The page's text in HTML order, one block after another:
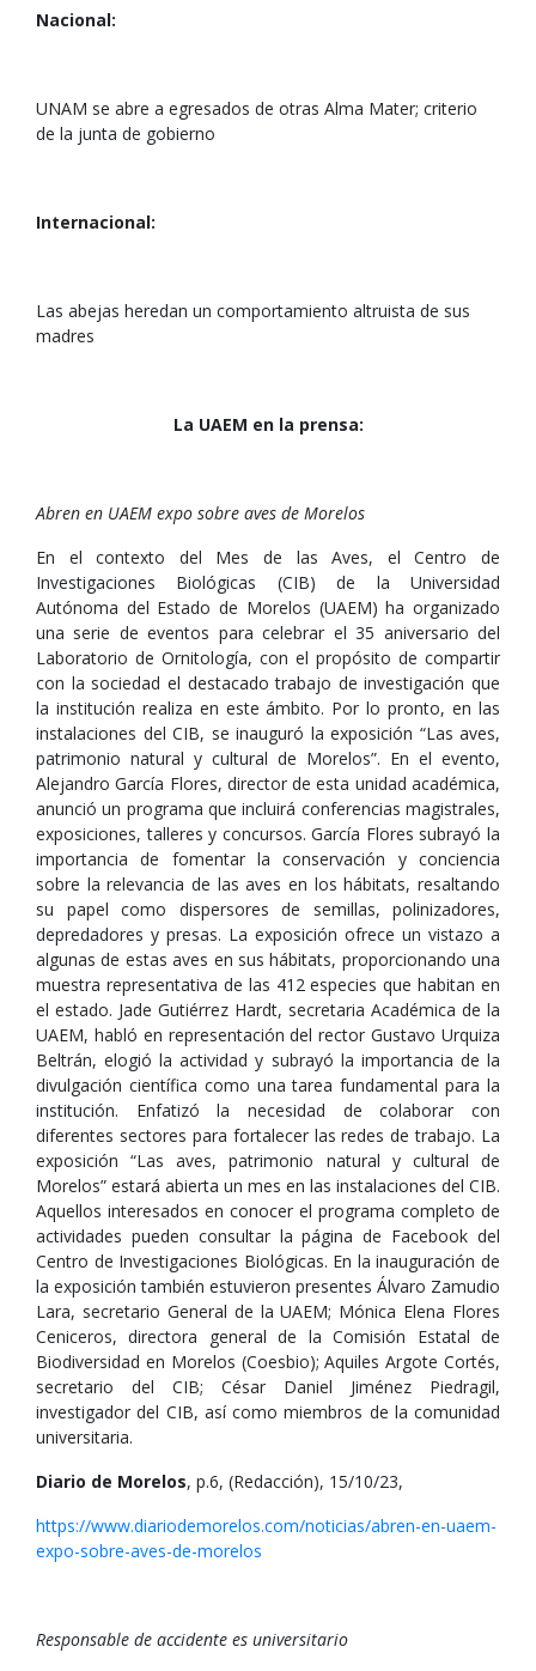
Nacional:
UNAM se abre a egresados de otras Alma Mater; criterio
de la junta de gobierno
Internacional:
Las abejas heredan un comportamiento altruista de sus
madres
La UAEM en la prensa:
Abren en UAEM expo sobre aves de Morelos
En el contexto del Mes de las Aves, el Centro de
Investigaciones Biológicas (CIB) de la Universidad
Autónoma del Estado de Morelos (UAEM) ha organizado
una serie de eventos para celebrar el 35 aniversario del
Laboratorio de Ornitología, con el propósito de compartir
con la sociedad el destacado trabajo de investigación que
la institución realiza en este ámbito. Por lo pronto, en las
instalaciones del CIB, se inauguró la exposición “Las aves,
patrimonio natural y cultural de Morelos”. En el evento,
Alejandro García Flores, director de esta unidad académica,
anunció un programa que incluirá conferencias magistrales,
exposiciones, talleres y concursos. García Flores subrayó la
importancia de fomentar la conservación y conciencia
sobre la relevancia de las aves en los hábitats, resaltando
su papel como dispersores de semillas, polinizadores,
depredadores y presas. La exposición ofrece un vistazo a
algunas de estas aves en sus hábitats, proporcionando una
muestra representativa de las 412 especies que habitan en
el estado. Jade Gutiérrez Hardt, secretaria Académica de la
UAEM, habló en representación del rector Gustavo Urquiza
Beltrán, elogió la actividad y subrayó la importancia de la
divulgación científica como una tarea fundamental para la
institución. Enfatizó la necesidad de colaborar con
diferentes sectores para fortalecer las redes de trabajo. La
exposición “Las aves, patrimonio natural y cultural de
Morelos” estará abierta un mes en las instalaciones del CIB.
Aquellos interesados en conocer el programa completo de
actividades pueden consultar la página de Facebook del
Centro de Investigaciones Biológicas. En la inauguración de
la exposición también estuvieron presentes Álvaro Zamudio
Lara, secretario General de la UAEM; Mónica Elena Flores
Ceniceros, directora general de la Comisión Estatal de
Biodiversidad en Morelos (Coesbio); Aquiles Argote Cortés,
secretario del CIB; César Daniel Jiménez Piedragil,
investigador del CIB, así como miembros de la comunidad
universitaria.
Diario de Morelos, p.6, (Redacción), 15/10/23,
https://www.diariodemorelos.com/noticias/abren-en-uaem-
expo-sobre-aves-de-morelos
Responsable de accidente es universitario